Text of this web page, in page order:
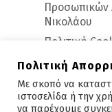
Προσωπικών
Νικολάου
Πολιτική
Πολιτική
Με σκοπό να
ιστοσελίδα ή την
να παρέχουμε